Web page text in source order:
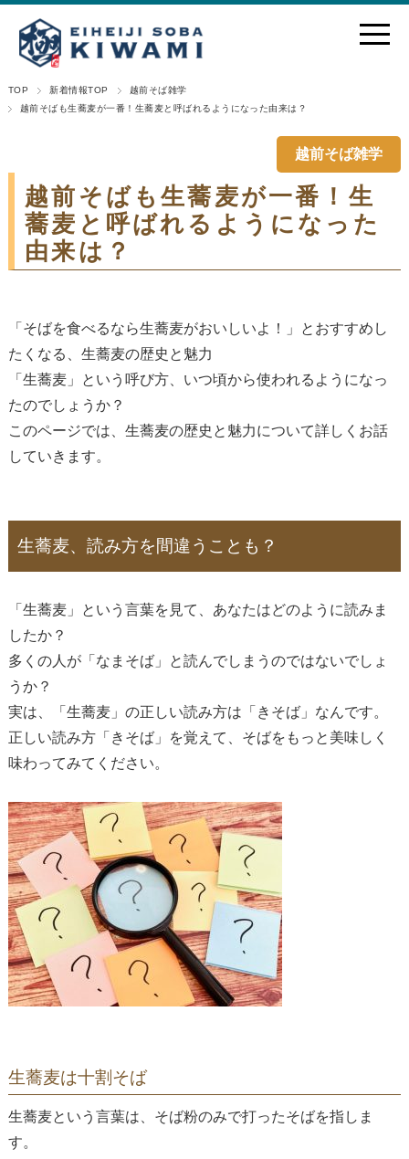
TOP 新着情報TOP
越前そば雑学
越前そばも生蕎麦が一番！生蕎麦と呼ばれるようになった由来は？
越前そば雑学
越前そばも生蕎麦が一番！生
蕎麦と呼ばれるようになった
由来は？
「そばを食べるなら生蕎麦がおいしいよ！」とおすすめし
たくなる、生蕎麦の歴史と魅力
「生蕎麦」という呼び方、いつ頃から使われるようになっ
たのでしょうか？
このページでは、生蕎麦の歴史と魅力について詳しくお話
していきます。
生蕎麦、読み方を間違うことも？
「生蕎麦」という言葉を見て、あなたはどのように読みま
したか？
多くの人が「なまそば」と読んでしまうのではないでしょ
うか？
実は、「生蕎麦」の正しい読み方は「きそば」なんです。
正しい読み方「きそば」を覚えて、そばをもっと美味しく
味わってみてください。
生蕎麦は十割そば
生蕎麦という言葉は、そば粉のみで打ったそばを指しま
す。